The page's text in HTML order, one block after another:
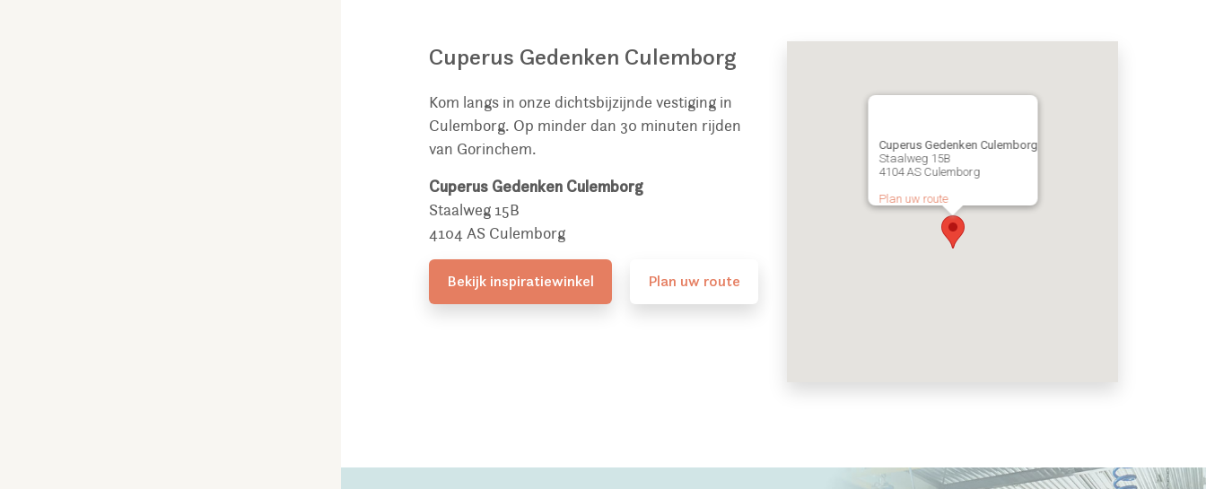
Cuperus Gedenken Culemborg
Kom langs in onze dichtsbijzijnde vestiging in
Culemborg. Op minder dan 30 minuten rijden
van Gorinchem.
Cuperus Gedenken Culemborg
Staalweg 15B
4104 AS Culemborg
Bekijk inspiratiewinkel Plan uw route
Cuperus Gedenken Culemborg
Staalweg 15B
4104 AS Culemborg
Plan uw route